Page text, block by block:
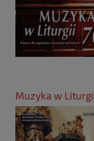
Muzyka w